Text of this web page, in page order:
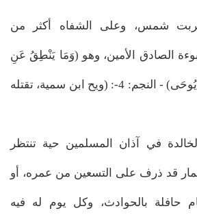
شمس، وعلى الشفاه أكثر من
الصادق الأمين، وهو (وَمَا يَنْطِقُ عَنِ
الْهَوَى إِنْ هُوَ إِلاَ وَحْيٌ يُوحَى) - النجم: 4-: (ويح ابن سمية، تقتله
في آذان المسلمين حية تنتظر
قد ذرف على التسعين من عمره، أو
حافلة بالحوادث، وكل يوم له فيه